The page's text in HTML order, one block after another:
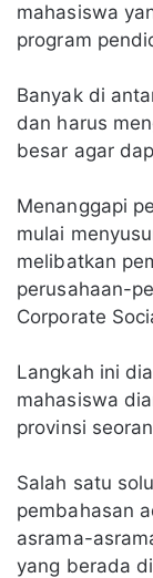
mahasiswa
program
Banyak di
dan harus
besar agar
Menanggapi
mulai
melibatkan
perusahaan-
Corporate
Langkah ini
mahasiswa
provinsi
Salah satu
pembahasan
asrama-
yang berada